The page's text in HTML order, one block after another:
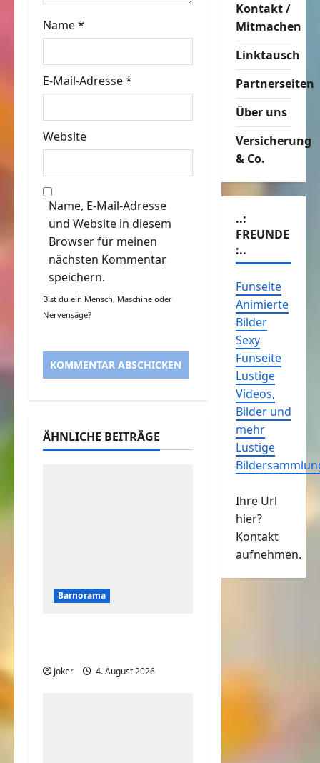
o
n
Name*
E-Mail-Adresse*
Website
Name, E-Mail-Adresse
und Website in diesem
Browser für meinen
nächsten Kommentar
speichern.
Bist du ein Mensch, Maschine oder
Nervensäge?
ÄHNLICHE BEITRÄGE
Barnorama
Joker 4. August 2026
Kontakt /
Mitmachen
Linktausch
Partnerseiten
Über uns
Versicherung
& Co.
..:
FREUNDE
:..
Funseite
Animierte
Bilder
Sexy
Funseite
Lustige
Videos,
Bilder und
mehr
Lustige
Ihre Url
hier?
Kontakt
aufnehmen.